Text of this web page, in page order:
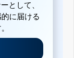
として、
に届ける